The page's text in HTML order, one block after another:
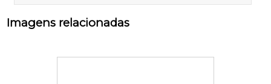
Imagens relacionadas